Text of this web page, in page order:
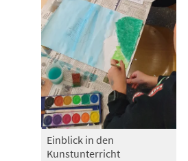
Einblick in den
Kunstunterricht